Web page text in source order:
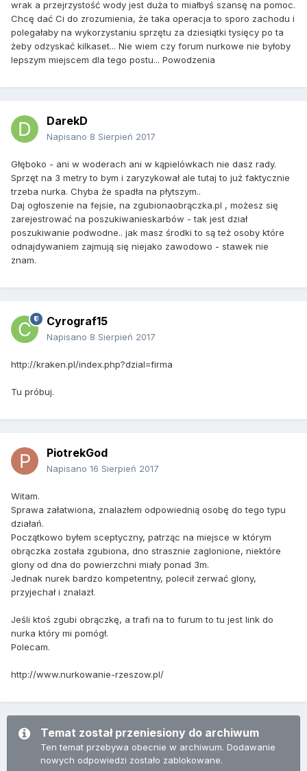
wrak a przejrzystość wody jest duża to miałbyś szansę na pomoc.
Chcę dać Ci do zrozumienia, że taka operacja to sporo zachodu i
polegałaby na wykorzystaniu sprzętu za dziesiątki tysięcy po ta
żeby odzyskać kilkaset... Nie wiem czy forum nurkowe nie byłoby
lepszym miejscem dla tego postu... Powodzenia
DarekD
Napisano 8 Sierpień 2017
Głęboko - ani w woderach ani w kąpielówkach nie dasz rady.
Sprzęt na 3 metry to bym i zaryzykował ale tutaj to już faktycznie
trzeba nurka. Chyba że spadła na płytszym..
Daj ogłoszenie na fejsie, na zgubionaobrączka.pl , możesz się
zarejestrować na poszukiwanieskarbów - tak jest dział
poszukiwanie podwodne.. jak masz środki to są też osoby które
odnajdywaniem zajmują się niejako zawodowo - stawek nie
znam.
Cyrograf15
Napisano 8 Sierpień 2017
http://kraken.pl/index.php?dzial=firma
Tu próbuj.
PiotrekGod
Napisano 16 Sierpień 2017
Witam.
Sprawa załatwiona, znalazłem odpowiednią osobę do tego typu
działań.
Początkowo byłem sceptyczny, patrząc na miejsce w którym
obrączka została zgubiona, dno strasznie zaglonione, niektóre
glony od dna do powierzchni miały ponad 3m.
Jednak nurek bardzo kompetentny, polecił zerwać glony,
przyjechał i znalazł.
Jeśli ktoś zgubi obrączkę, a trafi na to furum to tu jest link do
nurka który mi pomógł.
Polecam.
http://www.nurkowanie-rzeszow.pl/
Temat został przeniesiony do archiwum
Ten temat przebywa obecnie w archiwum. Dodawanie
nowych odpowiedzi zostało zablokowane.